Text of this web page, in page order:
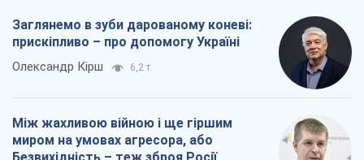
Заглянемо в зуби дарованому коневі:
прискіпливо – про допомогу Україні
Олександр Кірш 6,2 т.
Між жахливою війною і ще гіршим
миром на умовах агресора, або